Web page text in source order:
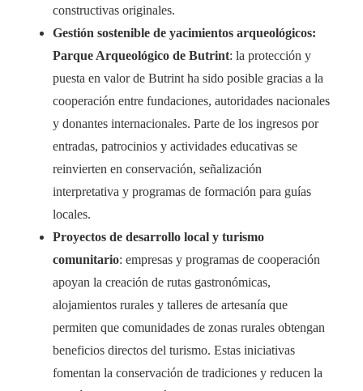
constructivas originales.
Gestión sostenible de yacimientos arqueológicos:
Parque Arqueológico de Butrint: la protección y
puesta en valor de Butrint ha sido posible gracias a la
cooperación entre fundaciones, autoridades nacionales
y donantes internacionales. Parte de los ingresos por
entradas, patrocinios y actividades educativas se
reinvierten en conservación, señalización
interpretativa y programas de formación para guías
locales.
Proyectos de desarrollo local y turismo
comunitario: empresas y programas de cooperación
apoyan la creación de rutas gastronómicas,
alojamientos rurales y talleres de artesanía que
permiten que comunidades de zonas rurales obtengan
beneficios directos del turismo. Estas iniciativas
fomentan la conservación de tradiciones y reducen la